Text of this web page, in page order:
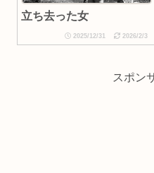
立ち去った女
2025/12/31 2026/2/3
スポン